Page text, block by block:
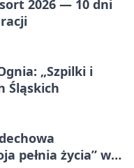
2026 — 10 dni
„Szpilki i
Śląskich
pełnia życia” w